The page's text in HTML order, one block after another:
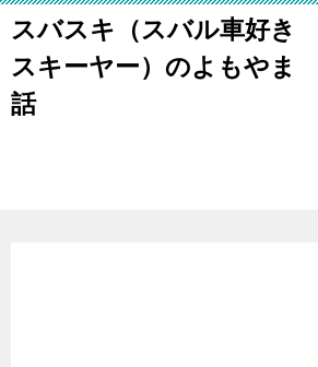
スバスキ（スバル車好き
スキーヤー）のよもやま
話